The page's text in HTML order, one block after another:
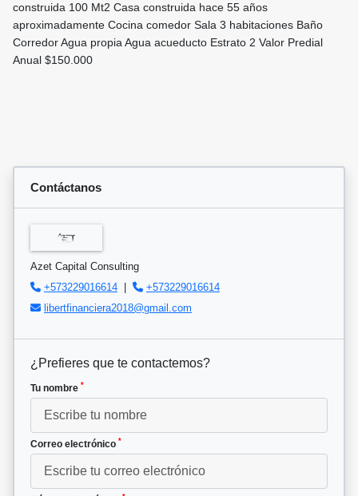
construida 100 Mt2 Casa construida hace 55 años
aproximadamente Cocina comedor Sala 3 habitaciones Baño
Corredor Agua propia Agua acueducto Estrato 2 Valor Predial
Anual $150.000
Contáctanos
Azet Capital Consulting
+573229016614 |
+573229016614
libertfinanciera2018@gmail.com
¿Prefieres que te contactemos?
Tu nombre *
Correo electrónico *